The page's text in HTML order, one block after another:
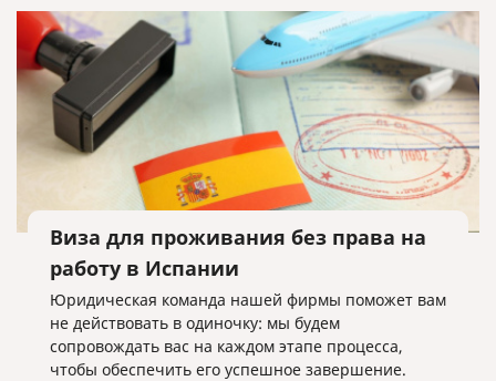
Виза для проживания без права на
работу в Испании
Юридическая команда нашей фирмы поможет вам
не действовать в одиночку: мы будем
сопровождать вас на каждом этапе процесса,
чтобы обеспечить его успешное завершение.